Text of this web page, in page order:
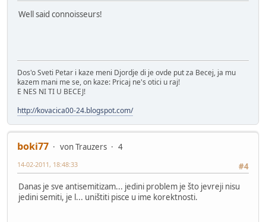
Well said connoisseurs!
Dos'o Sveti Petar i kaze meni Djordje di je ovde put za Becej, ja mu
kazem mani me se, on kaze: Pricaj ne's otici u raj!
E NES NI TI U BECEJ!
http://kovacica00-24.blogspot.com/
boki77 von Trauzers
4
#4
14-02-2011, 18:48:33
Danas je sve antisemitizam... jedini problem je što jevreji nisu
jedini semiti, je l... uništiti pisce u ime korektnosti.